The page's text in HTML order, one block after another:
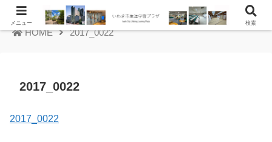
HOME 2017_0022
2017_0022
2017_0022
メニュー 検索